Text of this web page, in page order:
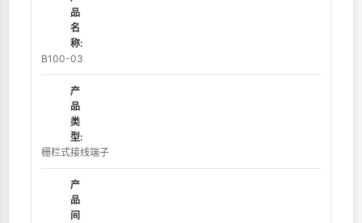
品
名
称:
B100-03
产
品
类
型:
栅栏式接线端子
产
品
间